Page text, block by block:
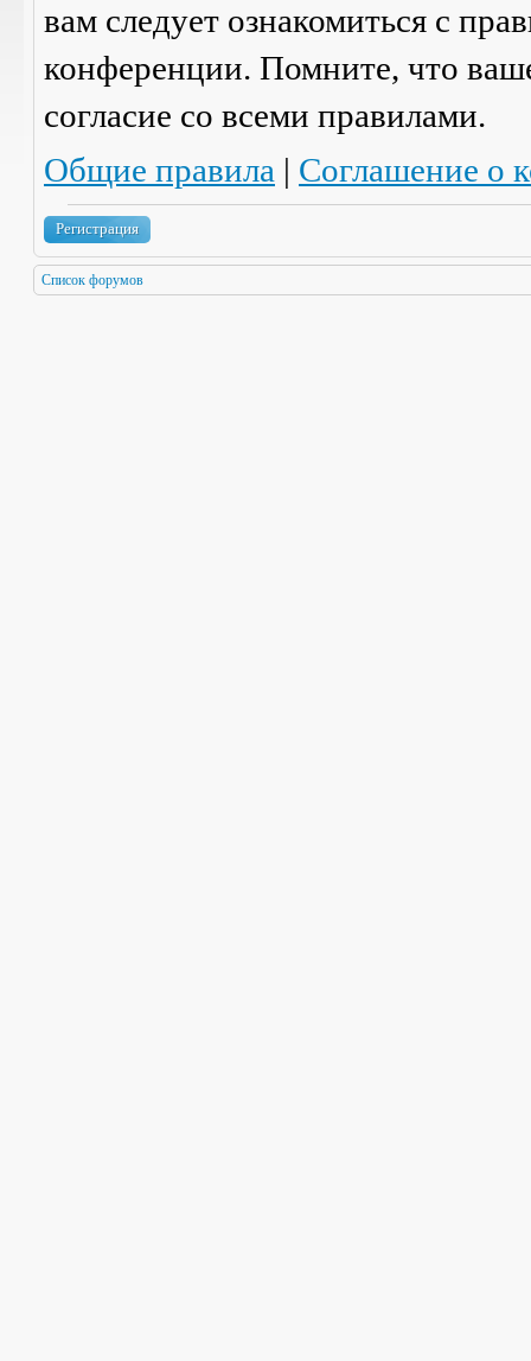
вам следует ознакомиться с
конференции. Помните, что
согласие со всеми правилами.
Общие правила | Соглашение о
Регистрация
Список форумов